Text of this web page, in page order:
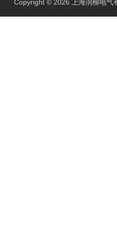
Copyright © 2026 上海润柳电气